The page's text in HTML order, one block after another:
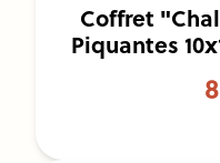
Coffret
Piquantes